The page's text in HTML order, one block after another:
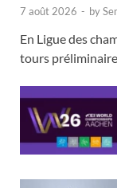
7 août 2026 - by
En Ligue des
tours